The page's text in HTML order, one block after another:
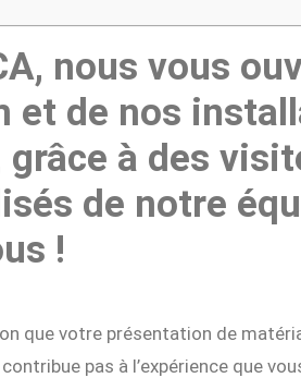
nous vous
et de nos
grâce à des
de notre
!
que votre présentation de
pas à l’expérience que